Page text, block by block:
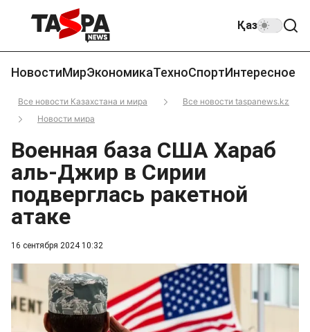
Қаз
НовостиМирЭкономикаТехноСпортИнтересное
Все новости Казахстана и мира
Все новости taspanews.kz
Новости мира
16 сентября 2024 10:32
Военная база США Хараб
аль-Джир в Сирии
подверглась ракетной
атаке